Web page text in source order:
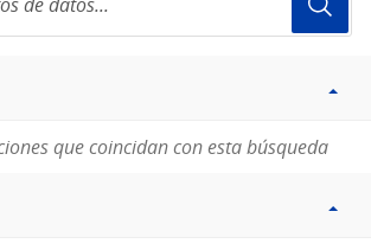
que coincidan con esta búsqueda